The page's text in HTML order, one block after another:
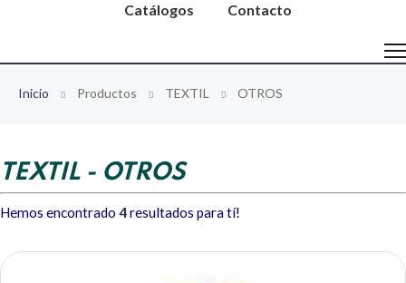
Catálogos Contacto
Inicio Productos TEXTIL OTROS
TEXTIL - OTROS
Hemos encontrado 4resultados para tí!